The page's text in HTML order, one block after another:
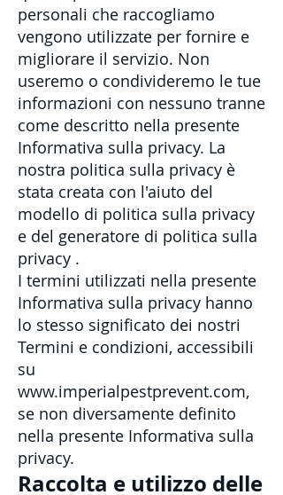
personali che raccogliamo
vengono utilizzate per fornire e
migliorare il servizio. Non
useremo o condivideremo le tue
informazioni con nessuno tranne
come descritto nella presente
Informativa sulla privacy. La
nostra politica sulla privacy è
stata creata con l'aiuto del
modello di politica sulla privacy
e del generatore di politica sulla
privacy .
I termini utilizzati nella presente
Informativa sulla privacy hanno
lo stesso significato dei nostri
Termini e condizioni, accessibili
su
www.imperialpestprevent.com,
se non diversamente definito
nella presente Informativa sulla
privacy.
Raccolta e utilizzo delle